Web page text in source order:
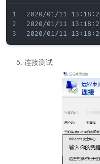
2020/01/11
2020/01/11
连接测试